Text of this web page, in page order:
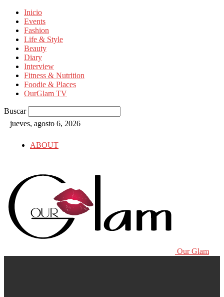
Inicio
Events
Fashion
Life & Style
Beauty
Diary
Interview
Fitness & Nutrition
Foodie & Places
OurGlam TV
Buscar
jueves, agosto 6, 2026
ABOUT
Our Glam